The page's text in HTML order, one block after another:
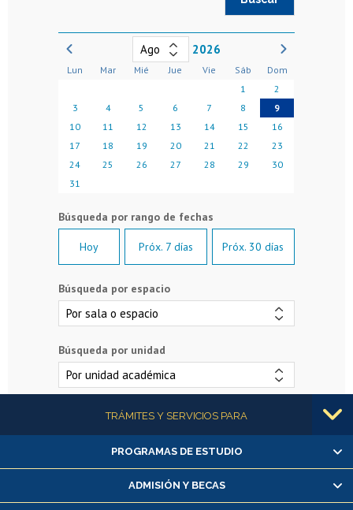
2026
Lun Mar Mié Jue Vie Sáb
Dom
1
2
3
4 5 6 7 8
9
10
11 12 13 14 15
16
17
18 19 20 21 22
23
24
25 26 27 28 29
30
31
Hoy Próx. 7 días Próx. 30 días
Búsqueda por espacio
Búsqueda por unidad
Más informaciónTRÁMITES Y SERVICIOS PARA
Alumnas/os y exalumnas/os
Matrícula en línea
Inscripción y cambio de asignaturas
PROGRAMAS DE ESTUDIO
ADMISIÓN Y BECAS